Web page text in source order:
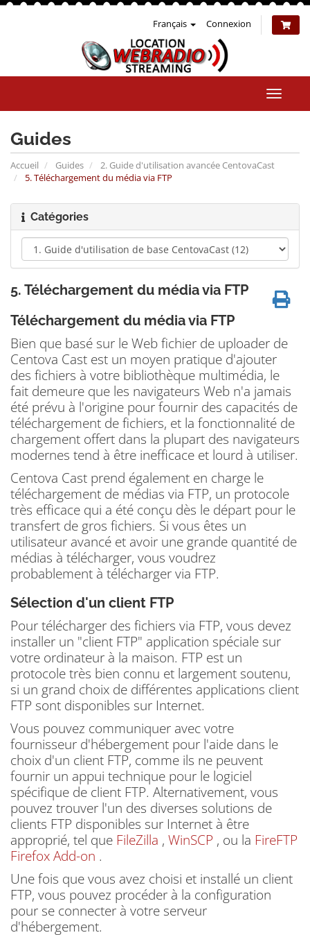
Français Connexion
la
Guides
Accueil Guides
2. Guide d'utilisation avancée CentovaCast
5. Téléchargement du média via FTP
Catégories
5. Téléchargement du média via FTP
Téléchargement du média via FTP
Bien que basé sur le Web fichier de uploader de
Centova Cast est un moyen pratique d'ajouter
des fichiers à votre bibliothèque multimédia, le
fait demeure que les navigateurs Web n'a jamais
été prévu à l'origine pour fournir des capacités de
téléchargement de fichiers, et la fonctionnalité de
chargement offert dans la plupart des navigateurs
modernes tend à être inefficace et lourd à utiliser.
Centova Cast prend également en charge le
téléchargement de médias via FTP, un protocole
très efficace qui a été conçu dès le départ pour le
transfert de gros fichiers. Si vous êtes un
utilisateur avancé et avoir une grande quantité de
médias à télécharger, vous voudrez
probablement à télécharger via FTP.
Sélection d'un client FTP
Pour télécharger des fichiers via FTP, vous devez
installer un "client FTP" application spéciale sur
votre ordinateur à la maison. FTP est un
protocole très bien connu et largement soutenu,
si un grand choix de différentes applications client
FTP sont disponibles sur Internet.
Vous pouvez communiquer avec votre
fournisseur d'hébergement pour l'aide dans le
choix d'un client FTP, comme ils ne peuvent
fournir un appui technique pour le logiciel
spécifique de client FTP. Alternativement, vous
pouvez trouver l'un des diverses solutions de
clients FTP disponibles sur Internet à être
approprié, tel que FileZilla , WinSCP , ou la FireFTP
Firefox Add-on .
Une fois que vous avez choisi et installé un client
FTP, vous pouvez procéder à la configuration
pour se connecter à votre serveur
d'hébergement.